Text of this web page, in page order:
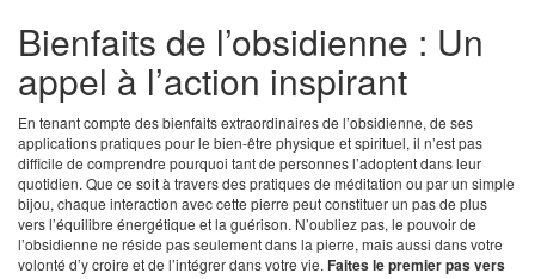
Bienfaits de l’obsidienne : Un
appel à l’action inspirant
En tenant compte des bienfaits extraordinaires de l’obsidienne, de ses
applications pratiques pour le bien-être physique et spirituel, il n’est pas
difficile de comprendre pourquoi tant de personnes l’adoptent dans leur
quotidien. Que ce soit à travers des pratiques de méditation ou par un simple
bijou, chaque interaction avec cette pierre peut constituer un pas de plus
vers l’équilibre énergétique et la guérison. N’oubliez pas, le pouvoir de
l’obsidienne ne réside pas seulement dans la pierre, mais aussi dans votre
volonté d’y croire et de l’intégrer dans votre vie. Faites le premier pas vers